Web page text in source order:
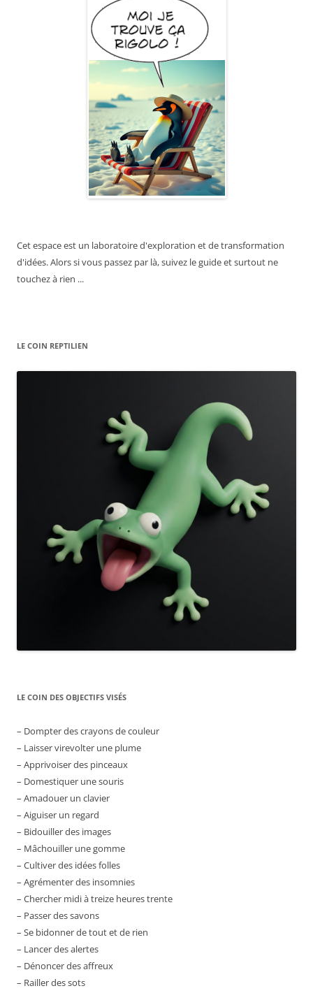
Cet espace est un laboratoire d'exploration et de transformation
d'idées. Alors si vous passez par là, suivez le guide et surtout ne
touchez à rien ...
LE COIN REPTILIEN
LE COIN DES OBJECTIFS VISÉS
– Dompter des crayons de couleur
– Laisser virevolter une plume
– Apprivoiser des pinceaux
– Domestiquer une souris
– Amadouer un clavier
– Aiguiser un regard
– Bidouiller des images
– Mâchouiller une gomme
– Cultiver des idées folles
– Agrémenter des insomnies
– Chercher midi à treize heures trente
– Passer des savons
– Se bidonner de tout et de rien
– Lancer des alertes
– Dénoncer des affreux
– Railler des sots